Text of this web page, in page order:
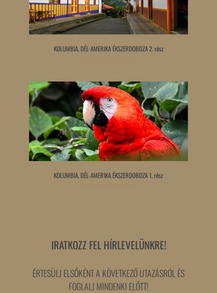
KOLUMBIA, DÉL-AMERIKA ÉKSZERDOBOZA 2. rész
KOLUMBIA, DÉL-AMERIKA ÉKSZERDOBOZA 1. rész
IRATKOZZ FEL HÍRLEVELÜNKRE!
ÉRTESÜLJ ELSŐKÉNT A KÖVETKEZŐ UTAZÁSRÓL ÉS
FOGLALJ MINDENKI ELŐTT!